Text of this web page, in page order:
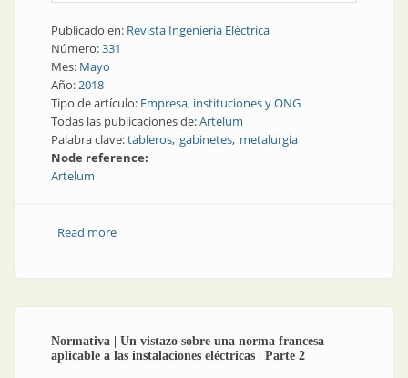
Publicado en: Revista Ingeniería Eléctrica
Número:331
Mes: Mayo
Año:2018
Tipo de artículo: Empresa, instituciones y ONG
Todas las publicaciones de:Artelum
Palabra clave:tableros gabinetes metalurgia
Node reference:
Artelum
Read moreabout Tableros y gabinetes | Artelum, arte
Normativa | Un vistazo sobre una norma francesa
aplicable a las instalaciones eléctricas | Parte 2